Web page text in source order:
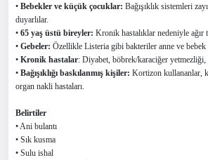
• Bebekler ve küçük çocuklar: Bağışıklık sistemleri
duyarlılar.
• 65 yaş üstü bireyler: Kronik hastalıklar nedeniyle ağır
• Gebeler: Özellikle Listeria gibi bakteriler anne ve
• Kronik hastalar: Diyabet, böbrek/karaciğer
• Bağışıklığı baskılanmış kişiler: Kortizon kullananlar,
organ nakli hastaları.
Belirtiler
• Ani bulantı
• Sık kusma
• Sulu ishal